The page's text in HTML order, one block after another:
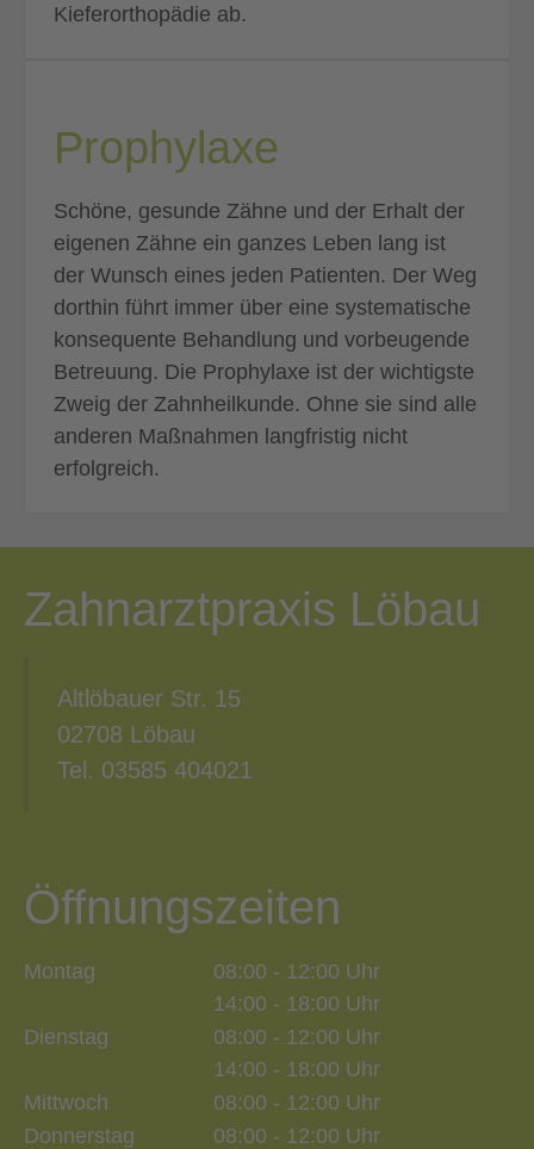
Kieferorthopädie ab.
Prophylaxe
Schöne, gesunde Zähne und der Erhalt der
eigenen Zähne ein ganzes Leben lang ist
der Wunsch eines jeden Patienten. Der Weg
dorthin führt immer über eine systematische
konsequente Behandlung und vorbeugende
Betreuung. Die Prophylaxe ist der wichtigste
Zweig der Zahnheilkunde. Ohne sie sind alle
anderen Maßnahmen langfristig nicht
erfolgreich.
Zahnarztpraxis Löbau
Altlöbauer Str. 15
02708 Löbau
Tel. 03585 404021
Öffnungszeiten
Montag
08:00 - 12:00 Uhr
14:00 - 18:00 Uhr
Dienstag
08:00 - 12:00 Uhr
14:00 - 18:00 Uhr
Mittwoch
08:00 - 12:00 Uhr
Donnerstag
08:00 - 12:00 Uhr